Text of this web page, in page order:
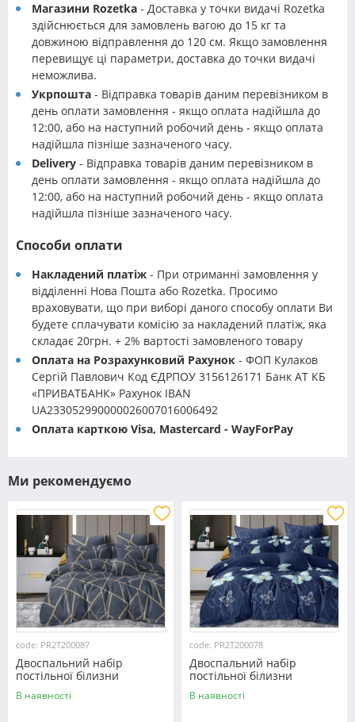
Магазини Rozetka - Доставка у точки видачі Rozetka
здійснюється для замовлень вагою до 15 кг та
довжиною відправлення до 120 см. Якщо замовлення
перевищує ці параметри, доставка до точки видачі
неможлива.
Укрпошта - Відправка товарів даним перевізником в
день оплати замовлення - якщо оплата надійшла до
12:00, або на наступний робочий день - якщо оплата
надійшла пізніше зазначеного часу.
Delivery - Відправка товарів даним перевізником в
день оплати замовлення - якщо оплата надійшла до
12:00, або на наступний робочий день - якщо оплата
надійшла пізніше зазначеного часу.
Способи оплати
Накладений платіж - При отриманні замовлення у
відділенні Нова Пошта або Rozetka. Просимо
враховувати, що при виборі даного способу оплати Ви
будете сплачувати комісію за накладений платіж, яка
складає 20грн. + 2% вартості замовленого товару
Оплата на Розрахунковий Рахунок - ФОП Кулаков
Сергій Павлович Код ЄДРПОУ 3156126171 Банк АТ КБ
«ПРИВАТБАНК» Рахунок IBAN
UA233052990000026007016006492
Оплата карткою Visa, Mastercard - WayForPay
Ми рекомендуємо
code: PR2T200087
Двоспальний набір
постільної білизни
180*220 із полікотону
№200087 Черешенька™
В наявності
code: PR2T200078
Двоспальний набір
постільної білизни
180*220 із полікотону
№200078 Черешенька™
В наявності